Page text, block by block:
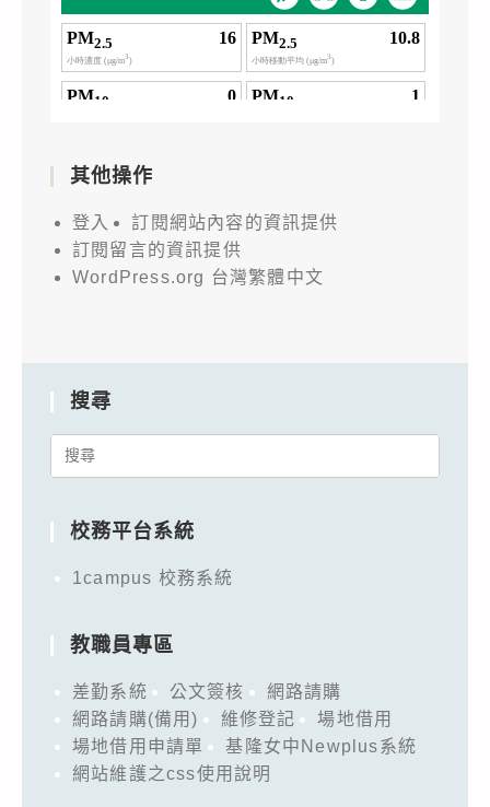
其他操作
登入
訂閱網站內容的資訊提供
訂閱留言的資訊提供
WordPress.org 台灣繁體中文
搜尋
Search
校務平台系統
1campus 校務系統
教職員專區
差勤系統 公文簽核
網路請購
網路請購(備用)
維修登記
場地借用
場地借用申請單
基隆女中Newplus系統
網站維護之css使用說明